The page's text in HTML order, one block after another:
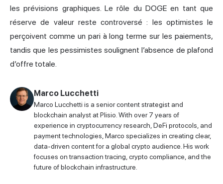
les prévisions graphiques. Le rôle du DOGE en tant que
réserve de valeur reste controversé : les optimistes le
perçoivent comme un pari à long terme sur les paiements,
tandis que les pessimistes soulignent l’absence de plafond
d’offre totale.
Marco Lucchetti
Marco Lucchetti is a senior content strategist and
blockchain analyst at Plisio. With over 7 years of
experience in cryptocurrency research, DeFi protocols, and
payment technologies, Marco specializes in creating clear,
data-driven content for a global crypto audience. His work
focuses on transaction tracing, crypto compliance, and the
future of blockchain infrastructure.